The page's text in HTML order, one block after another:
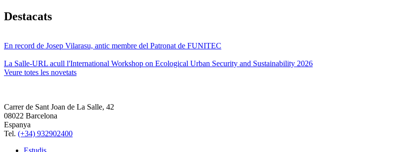
Destacats
En record de Josep Vilarasu, antic membre del Patronat de FUNITEC
La Salle-URL acull l'International Workshop on Ecological Urban Security and Sustainability 2026
Veure totes les novetats
Carrer de Sant Joan de La Salle, 42
08022 Barcelona
Espanya
Tel. (+34) 932902400